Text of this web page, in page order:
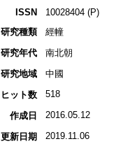
ISSN
10028404 (P)
研究種類
經幢
研究年代
南北朝
研究地域
中國
ヒット数
518
作成日 2016.05.12
更新日期 2019.11.06